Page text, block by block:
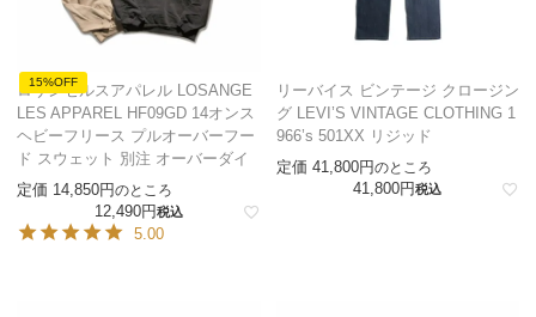
15%OFF
ロサンゼルスアパレル LOSANGE
LES APPAREL HF09GD 14オンス
ヘビーフリース プルオーバーフー
ド スウェット 別注 オーバーダイ
定価 14,850 のところ
12,490 税込
5.00
リーバイス ビンテージ クロージン
グ LEVI’S VINTAGE CLOTHING 1
966’s 501XX リジッド
定価 41,800 のところ
41,800 税込